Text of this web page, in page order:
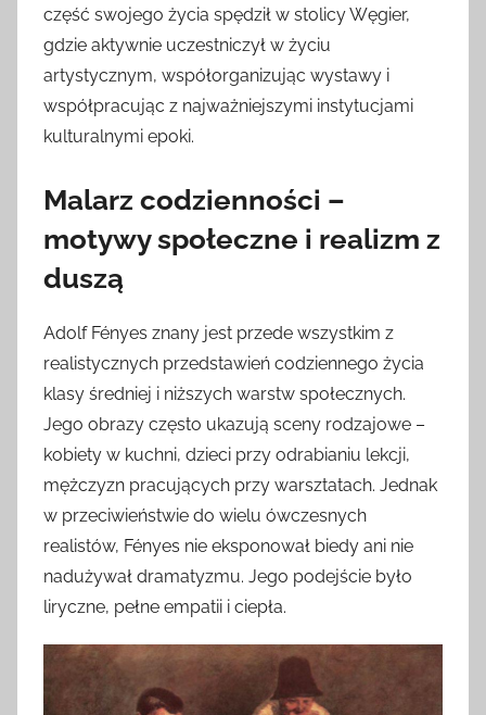
część swojego życia spędził w stolicy Węgier,
gdzie aktywnie uczestniczył w życiu
artystycznym, współorganizując wystawy i
współpracując z najważniejszymi instytucjami
kulturalnymi epoki.
Malarz codzienności –
motywy społeczne i realizm z
duszą
Adolf Fényes znany jest przede wszystkim z
realistycznych przedstawień codziennego życia
klasy średniej i niższych warstw społecznych.
Jego obrazy często ukazują sceny rodzajowe –
kobiety w kuchni, dzieci przy odrabianiu lekcji,
mężczyzn pracujących przy warsztatach. Jednak
w przeciwieństwie do wielu ówczesnych
realistów, Fényes nie eksponował biedy ani nie
nadużywał dramatyzmu. Jego podejście było
liryczne, pełne empatii i ciepła.